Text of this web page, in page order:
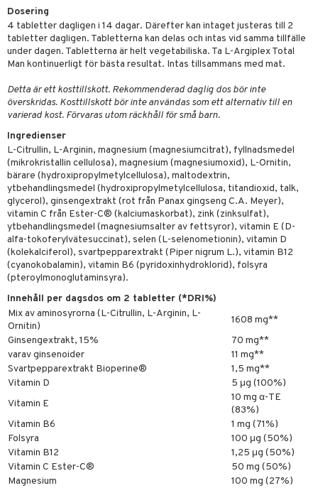
Dosering
4 tabletter dagligen i 14 dagar. Därefter kan intaget justeras till 2
tabletter dagligen. Tabletterna kan delas och intas vid samma tillfälle
under dagen. Tabletterna är helt vegetabiliska. Ta L-Argiplex Total
Man kontinuerligt för bästa resultat. Intas tillsammans med mat.
Detta är ett kosttillskott. Rekommenderad daglig dos bör inte
överskridas. Kosttillskott bör inte användas som ett alternativ till en
varierad kost. Förvaras utom räckhåll för små barn.
Ingredienser
L-Citrullin, L-Arginin, magnesium (magnesiumcitrat), fyllnadsmedel
(mikrokristallin cellulosa), magnesium (magnesiumoxid), L-Ornitin,
bärare (hydroxipropylmetylcellulosa), maltodextrin,
ytbehandlingsmedel (hydroxipropylmetylcellulosa, titandioxid, talk,
glycerol), ginsengextrakt (rot från Panax gingseng C.A. Meyer),
vitamin C från Ester-C® (kalciumaskorbat), zink (zinksulfat),
ytbehandlingsmedel (magnesiumsalter av fettsyror), vitamin E (D-
alfa-tokoferylvätesuccinat), selen (L-selenometionin), vitamin D
(kolekalciferol), svartpepparextrakt (Piper nigrum L.), vitamin B12
(cyanokobalamin), vitamin B6 (pyridoxinhydroklorid), folsyra
(pteroylmonoglutaminsyra).
Innehåll per dagsdos om 2 tabletter (*DRI%)
Mix av aminosyrorna (L-Citrullin, L-Arginin, L-
Ornitin)
1608 mg**
Ginsengextrakt, 15%
70 mg**
varav ginsenoider
11 mg**
Svartpepparextrakt Bioperine®
1,5 mg**
Vitamin D
5 μg (100%)
Vitamin E
10 mg α-TE
(83%)
Vitamin B6
1 mg (71%)
Folsyra
100 μg (50%)
Vitamin B12
1,25 μg (50%)
Vitamin C Ester-C®
50 mg (50%)
Magnesium
100 mg (27%)
dusch & tvål
oljor
utan sol
svar